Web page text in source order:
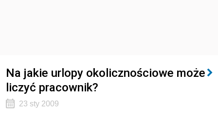
Na jakie urlopy okolicznościowe może
liczyć pracownik?
23 sty 2009